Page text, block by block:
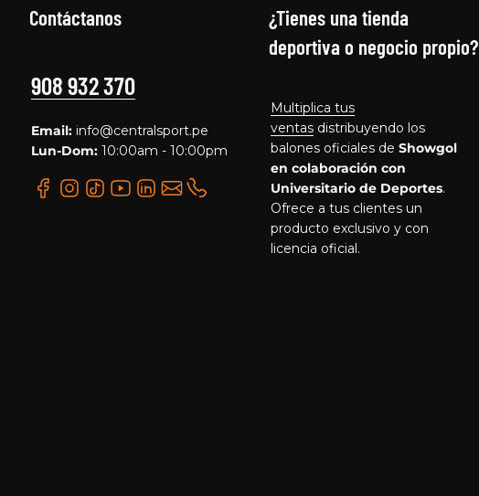
Contáctanos
908 932 370
Email: info@centralsport.pe
Lun-Dom: 10:00am - 10:00pm
¿Tienes una tienda
deportiva o negocio propio?
Multiplica tus
ventas distribuyendo los
balones oficiales deShowgol
en colaboración con
Universitario de Deportes.
Ofrece a tus clientes un
producto exclusivo y con
licencia oficial.